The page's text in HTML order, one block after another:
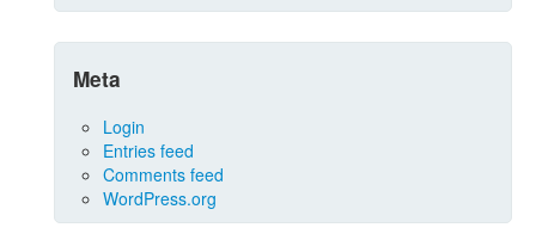
Meta
Login
Entries feed
Comments feed
WordPress.org